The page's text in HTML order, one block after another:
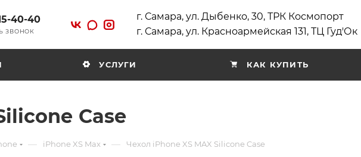
40-40
ЗВОНОК
г. Самара, ул. Дыбенко, 30, ТРК Космопорт
г. Самара, ул. Красноармейская 131, ТЦ Гуд'Ок
УСЛУГИ КАК КУПИТЬ
Case
— iPhone XS Max — Чехол iPhone XS MAX Siliconе Case